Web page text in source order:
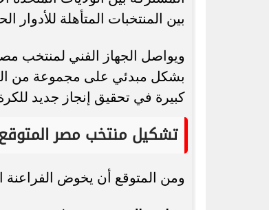
بين المنتخبات المتأهلة للأدوار
ويواصل الجهاز الفني لمنتخب
بشكل مبدئي على مجموعة من
كبيرة في تحقيق إنجاز جديد
تشكيل منتخب مصر المتوقع
ومن المتوقع أن يخوض الفراعنة